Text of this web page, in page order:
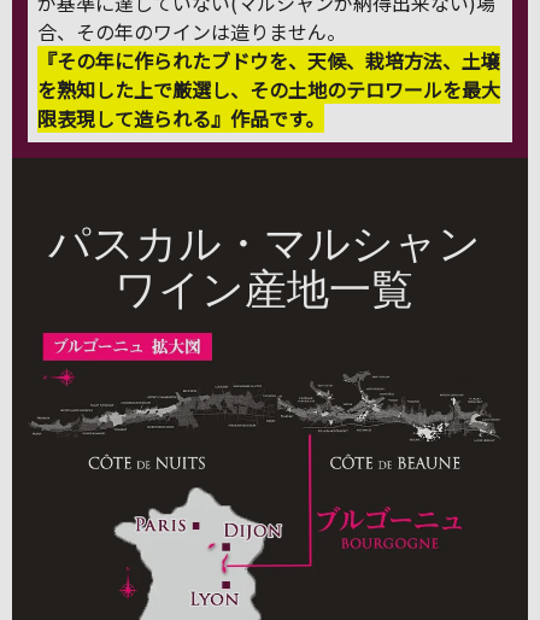
合、その年のワインは造りません。
『その年に作られたブドウを、天候、栽培方法、土壌
を熟知した上で厳選し、その土地のテロワールを最大
限表現して造られる』作品です。
パスカル・マルシャン
ワイン産地一覧